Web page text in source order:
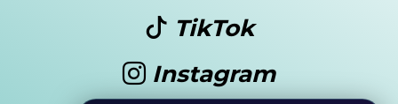
TikTok
Instagram